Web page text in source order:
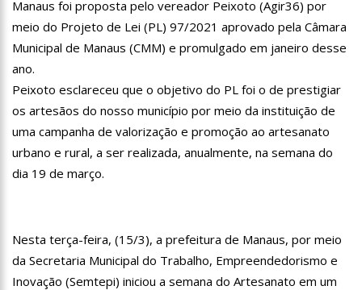
13:07 Greve de ônibus é suspensa a pedido do prefeito de
Manaus
12:55 PIB do Japão registra crescimento pela primeira vez em 3
trimestres
Anitta diz que ficou dez meses sem sexo e revela como se
sentiu
12:37 Agenor Tupinambá fala sobre namoro com Lucas: “Não
houve traição”
12:23 Influenciadora e ex são encontrados mortos em carro no
deve ser respeitada
11:59 Empresário ‘Passarão’, dono do porto Chibatão, morre em
São Paulo
Manaus foi proposta pelo vereador Peixoto (Agir36) por
meio do Projeto de Lei (PL) 97/2021 aprovado pela Câmara
Municipal de Manaus (CMM) e promulgado em janeiro desse
ano.
Peixoto esclareceu que o objetivo do PL foi o de prestigiar
os artesãos do nosso município por meio da instituição de
uma campanha de valorização e promoção ao artesanato
urbano e rural, a ser realizada, anualmente, na semana do
dia 19 de março.
Nesta terça-feira, (15/3), a prefeitura de Manaus, por meio
da Secretaria Municipal do Trabalho, Empreendedorismo e
Inovação (Semtepi) iniciou a semana do Artesanato em um